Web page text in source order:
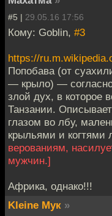
#5 | 29.05.16 17:56
Кому: Goblin, #3
https://
Попобава (от
— крыло) —
злой дух, в которое
Танзании.
глазом во лбу,
крыльями и
верованиям,
мужчин.]
Африка, однако!!!
Kleine Мук »